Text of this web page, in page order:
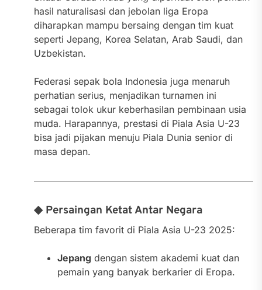
hasil naturalisasi dan jebolan liga Eropa
diharapkan mampu bersaing dengan tim kuat
seperti Jepang, Korea Selatan, Arab Saudi, dan
Uzbekistan.
Federasi sepak bola Indonesia juga menaruh
perhatian serius, menjadikan turnamen ini
sebagai tolok ukur keberhasilan pembinaan usia
muda. Harapannya, prestasi di Piala Asia U-23
bisa jadi pijakan menuju Piala Dunia senior di
masa depan.
◆ Persaingan Ketat Antar Negara
Beberapa tim favorit di Piala Asia U-23 2025:
Jepang dengan sistem akademi kuat dan
pemain yang banyak berkarier di Eropa.